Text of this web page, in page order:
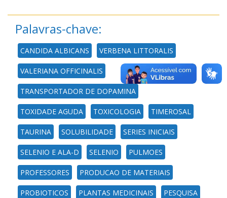
Palavras-chave:
CANDIDA ALBICANS VERBENA LITTORALIS
VALERIANA OFFICINALIS
TRANSPORTADOR DE DOPAMINA
TOXIDADE AGUDA TOXICOLOGIA TIMEROSAL
TAURINA SOLUBILIDADE SERIES INICIAIS
SELENIO E ALA-D SELENIO PULMOES
PROFESSORES PRODUCAO DE MATERIAIS
PROBIOTICOS PLANTAS MEDICINAIS PESQUISA